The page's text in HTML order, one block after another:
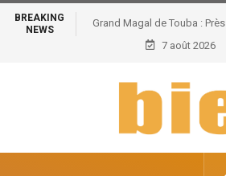
BREAKING
NEWS
Grand Magal de Touba :
retombées économiques et
7 août 2026